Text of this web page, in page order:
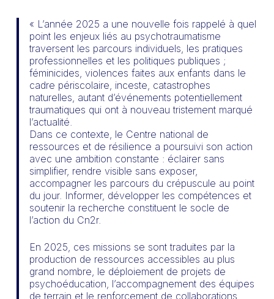
« L’année 2025 a une nouvelle fois rappelé à quel
point les enjeux liés au psychotraumatisme
traversent les parcours individuels, les pratiques
professionnelles et les politiques publiques ;
féminicides, violences faites aux enfants dans le
cadre périscolaire, inceste, catastrophes
naturelles, autant d’événements potentiellement
traumatiques qui ont à nouveau tristement marqué
l’actualité.
Dans ce contexte, le Centre national de
ressources et de résilience a poursuivi son action
avec une ambition constante : éclairer sans
simplifier, rendre visible sans exposer,
accompagner les parcours du crépuscule au point
du jour. Informer, développer les compétences et
soutenir la recherche constituent le socle de
l’action du Cn2r.
En 2025, ces missions se sont traduites par la
production de ressources accessibles au plus
grand nombre, le déploiement de projets de
psychoéducation, l’accompagnement des équipes
de terrain et le renforcement de collaborations